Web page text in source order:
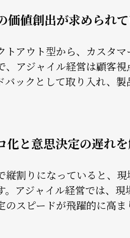
価値創出が求められ
トアウト型から、カスタ
、アジャイル経営は顧客
バックとして取り入れ、
化と意思決定の遅れ
縦割りになっていると、
。アジャイル経営では、
のスピードが飛躍的に高ま